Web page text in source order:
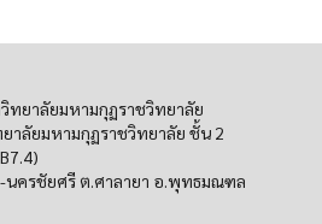
ทยาลัยมหามกุฏราชวิทยาลัย
าลัยมหามกุฏราชวิทยาลัย ชั้น 2
นครชัยศรี ต.ศาลายา อ.พุทธมณฑล